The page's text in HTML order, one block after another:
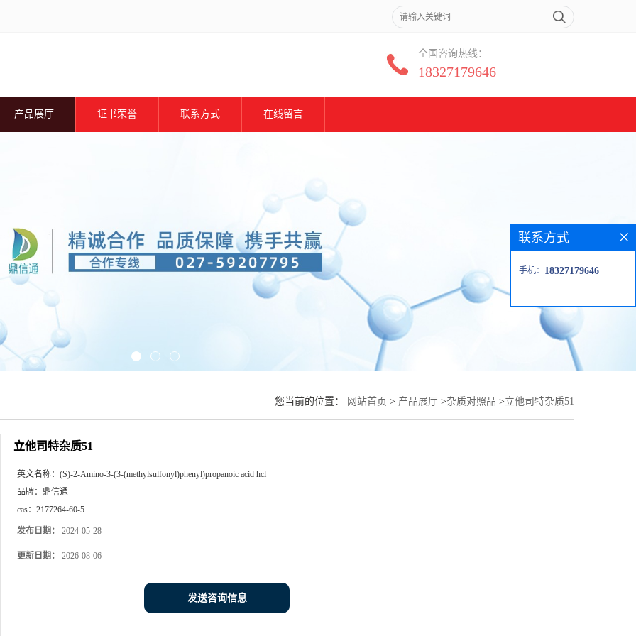
全国咨询热线：
18327179646
产品展厅 证书荣誉 联系方式 在线留言
您当前的位置： 网站首页 > 产品展厅 >杂质对照品 >立他司特杂质51
立他司特杂质51
英文名称： (S)-2-Amino-3-(3-(methylsulfonyl)phenyl)propanoic acid hcl
品牌： 鼎信通
cas： 2177264-60-5
发布日期： 2024-05-28
更新日期： 2026-08-06
发送咨询信息
联系方式
手机： 18327179646